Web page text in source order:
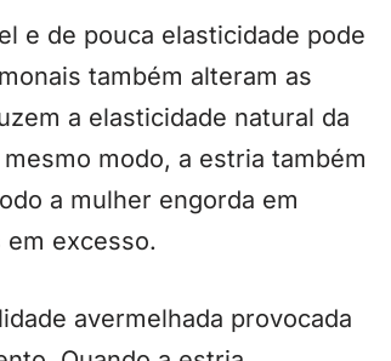
e de pouca elasticidade pode
também alteram as
a elasticidade natural da
modo, a estria também
a mulher engorda em
em excesso.
avermelhada provocada